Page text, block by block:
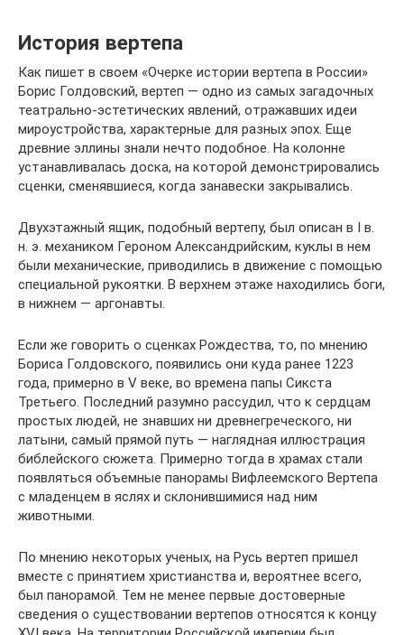
История вертепа
Как пишет в своем «Очерке истории вертепа в России»
Борис Голдовский, вертеп — одно из самых загадочных
театрально-эстетических явлений, отражавших идеи
мироустройства, характерные для разных эпох. Еще
древние эллины знали нечто подобное. На колонне
устанавливалась доска, на которой демонстрировались
сценки, сменявшиеся, когда занавески закрывались.
Двухэтажный ящик, подобный вертепу, был описан в I в.
н. э. механиком Героном Александрийским, куклы в нем
были механические, приводились в движение с помощью
специальной рукоятки. В верхнем этаже находились боги,
в нижнем — аргонавты.
Если же говорить о сценках Рождества, то, по мнению
Бориса Голдовского, появились они куда ранее 1223
года, примерно в V веке, во времена папы Сикста
Третьего. Последний разумно рассудил, что к сердцам
простых людей, не знавших ни древнегреческого, ни
латыни, самый прямой путь — наглядная иллюстрация
библейского сюжета. Примерно тогда в храмах стали
появляться объемные панорамы Вифлеемского Вертепа
с младенцем в яслях и склонившимися над ним
животными.
По мнению некоторых ученых, на Русь вертеп пришел
вместе с принятием христианства и, вероятнее всего,
был панорамой. Тем не менее первые достоверные
сведения о существовании вертепов относятся к концу